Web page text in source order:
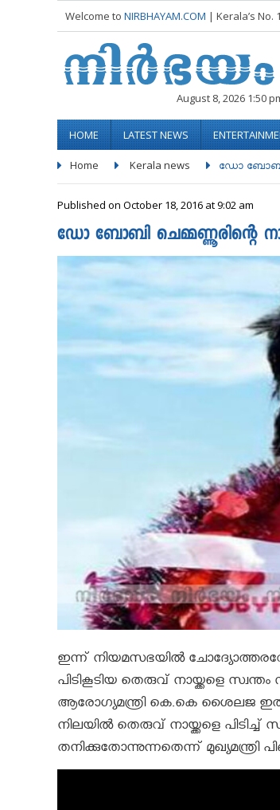
Welcome to NIRBHAYAM.COM | Kerala’s No.
August 8, 2026 1:50
HOME LATEST NEWS
Home Kerala news ഡോ ബോബി
Published on October 18, 2016 at 9:02 am
ഡോ ബോബി ചെമ്മണ്ണൂരിന്റെ
ഇന്ന് നിയമസഭയിൽ
പിടികൂടിയ തെരുവ് നായ്ക്കളെ
ആരോഗ്യമന്ത്രി കെ.കെ ശൈലജ
നിലയിൽ തെരുവ് നായ്ക്കളെ
തനിക്കുതോന്നുന്നതെന്ന് മുഖ്യമന്ത്രി